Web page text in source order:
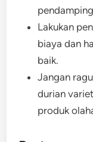
Lakukan
biaya dan
baik.
Jangan
durian
produk